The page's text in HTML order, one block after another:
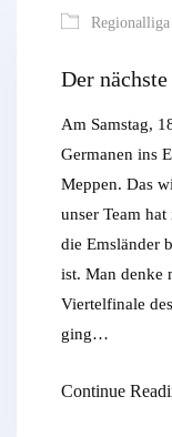
Der
Am Samstag,
Germanen ins
Meppen. Das
unser Team
die Emsländer
ist. Man denke
Viertelfinale
ging…
Continue